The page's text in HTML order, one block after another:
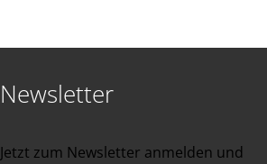
Newsletter
Jetzt zum Newsletter anmelden und